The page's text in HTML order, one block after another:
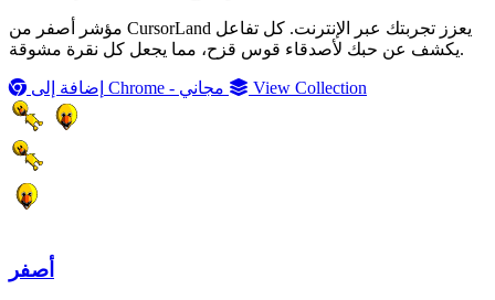
مؤشر أصفر من CursorLand يعزز تجربتك عبر الإنترنت. كل تفاعل
يكشف عن حبك لأصدقاء قوس قزح، مما يجعل كل نقرة مشوقة.
View Collection
أصفر